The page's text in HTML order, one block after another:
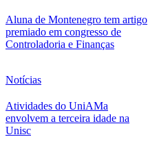
Aluna de Montenegro tem artigo
premiado em congresso de
Controladoria e Finanças
Notícias
Atividades do UniAMa
envolvem a terceira idade na
Unisc